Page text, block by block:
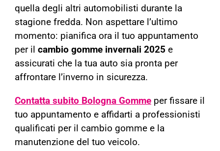
quella degli altri automobilisti durante la
stagione fredda. Non aspettare l’ultimo
momento: pianifica ora il tuo appuntamento
per il cambio gomme invernali 2025 e
assicurati che la tua auto sia pronta per
affrontare l’inverno in sicurezza.
Contatta subito Bologna Gommeper fissare il
tuo appuntamento e affidarti a professionisti
qualificati per il cambio gomme e la
manutenzione del tuo veicolo.